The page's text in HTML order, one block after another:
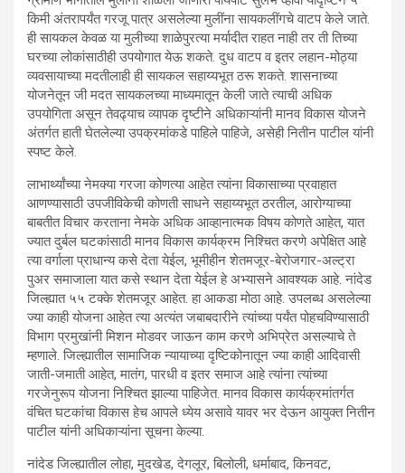
किमी अंतरापर्यंत गरजू पात्र असलेल्या मुलींना सायकलींगचे वाटप केले जाते.
ही सायकल केवळ या मुलीच्या शाळेपुरत्या मर्यादीत राहत नाही तर ती तिच्या
घरच्या लोकांसाठीही उपयोगात येऊ शकते. दुध वाटप व इतर लहान-मोठ्या
व्यवसायाच्या मदतीलाही ही सायकल सहाय्यभूत ठरू शकते. शासनाच्या
योजनेतून जी मदत सायकलच्या माध्यमातून केली जाते त्याची अधिक
उपयोगिता असून तेवढ्याच व्यापक दृष्टीने अधिकाऱ्यांनी मानव विकास योजने
अंतर्गत हाती घेतलेल्या उपक्रमांकडे पाहिले पाहिजे, असेही नितीन पाटील यांनी
स्पष्ट केले.
लाभार्थ्यांच्या नेमक्या गरजा कोणत्या आहेत त्यांना विकासाच्या प्रवाहात
आणण्यासाठी उपजीविकेची कोणती साधने सहाय्यभूत ठरतील, आरोग्याच्या
बाबतीत विचार करताना नेमके अधिक आव्हानात्मक विषय कोणते आहेत, यात
ज्यात दुर्बल घटकांसाठी मानव विकास कार्यक्रम निश्चित करणे अपेक्षित आहे
त्या वर्गाला प्राधान्य कसे देता येईल, भूमीहीन शेतमजूर-बेरोजगार-अल्ट्रा
पुअर समाजाला यात कसे स्थान देता येईल हे अभ्यासने आवश्यक आहे. नांदेड
जिल्ह्यात ५५ टक्के शेतमजूर आहेत. हा आकडा मोठा आहे. उपलब्ध असलेल्या
ज्या काही योजना आहेत त्या अत्यंत जबाबदारीने त्यांच्या पर्यंत पोहचविण्यासाठी
विभाग प्रमुखांनी मिशन मोडवर जाऊन काम करणे अभिप्रेत असल्याचे ते
म्हणाले. जिल्ह्यातील सामाजिक न्यायाच्या दृष्टिकोनातून ज्या काही आदिवासी
जाती-जमाती आहेत, मातंग, पारधी व इतर समाज आहे त्यांना त्यांच्या
गरजेनुरूप योजना निश्चित झाल्या पाहिजेत. मानव विकास कार्यक्रमांतर्गत
वंचित घटकांचा विकास हेच आपले ध्येय असावे यावर भर देऊन आयुक्त नितीन
पाटील यांनी अधिकाऱ्यांना सूचना केल्या.
नांदेड जिल्ह्यातील लोहा, मुदखेड, देगलूर, बिलोली, धर्माबाद, किनवट,